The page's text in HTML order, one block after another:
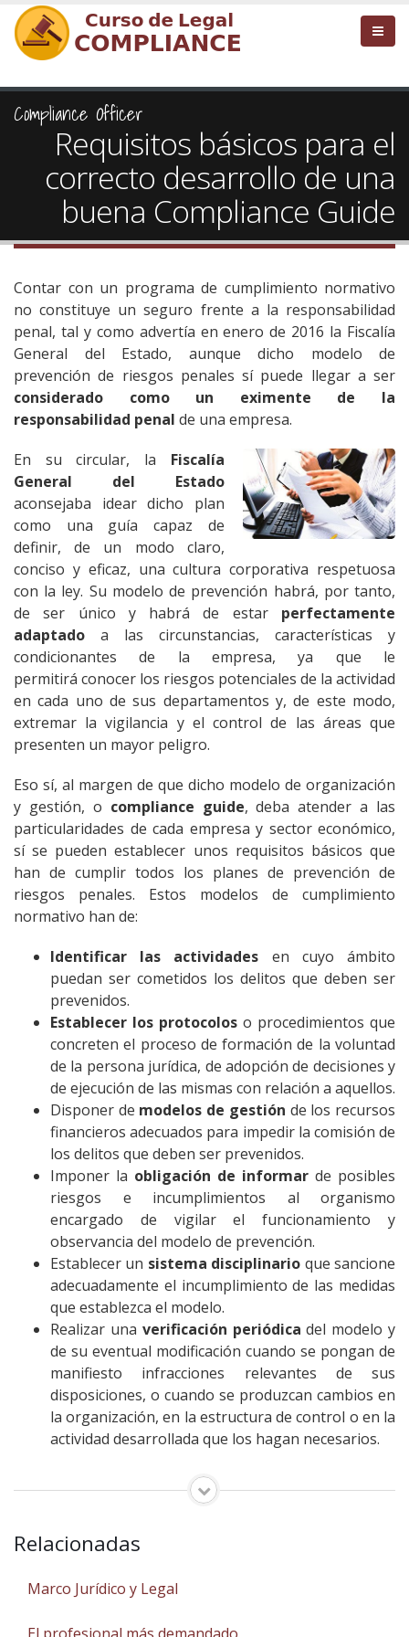
Compliance Officer
Requisitos básicos para el
correcto desarrollo de una
buena Compliance Guide
Contar con un programa de cumplimiento normativo
no constituye un seguro frente a la responsabilidad
penal, tal y como advertía en enero de 2016 la Fiscalía
General del Estado, aunque dicho modelo de
prevención de riesgos penales sí puede llegar a ser
considerado como un eximente de la
responsabilidad penal de una empresa.
En su circular, la Fiscalía
General del Estado
aconsejaba idear dicho plan
como una guía capaz de
definir, de un modo claro,
conciso y eficaz, una cultura corporativa respetuosa
con la ley. Su modelo de prevención habrá, por tanto,
de ser único y habrá de estar perfectamente
adaptado a las circunstancias, características y
condicionantes de la empresa, ya que le
permitirá conocer los riesgos potenciales de la actividad
en cada uno de sus departamentos y, de este modo,
extremar la vigilancia y el control de las áreas que
presenten un mayor peligro.
Eso sí, al margen de que dicho modelo de organización
y gestión, o compliance guide, deba atender a las
particularidades de cada empresa y sector económico,
sí se pueden establecer unos requisitos básicos que
han de cumplir todos los planes de prevención de
riesgos penales. Estos modelos de cumplimiento
normativo han de:
Identificar las actividades en cuyo ámbito
puedan ser cometidos los delitos que deben ser
prevenidos.
Establecer los protocolos o procedimientos que
concreten el proceso de formación de la voluntad
de la persona jurídica, de adopción de decisiones y
de ejecución de las mismas con relación a aquellos.
Disponer de modelos de gestión de los recursos
financieros adecuados para impedir la comisión de
los delitos que deben ser prevenidos.
Imponer la obligación de informar de posibles
riesgos e incumplimientos al organismo
encargado de vigilar el funcionamiento y
observancia del modelo de prevención.
Establecer un sistema disciplinario que sancione
adecuadamente el incumplimiento de las medidas
que establezca el modelo.
Realizar una verificación periódica del modelo y
de su eventual modificación cuando se pongan de
manifiesto infracciones relevantes de sus
disposiciones, o cuando se produzcan cambios en
la organización, en la estructura de control o en la
actividad desarrollada que los hagan necesarios.
Relacionadas
Marco Jurídico y Legal